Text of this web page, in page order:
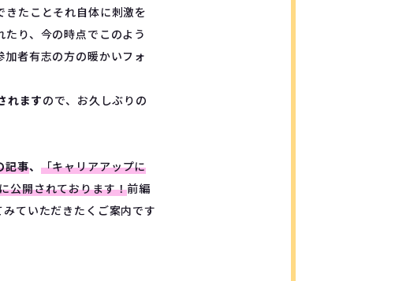
たことそれ自体に刺激を
り、今の時点でこのよう
者有志の方の暖かいフォ
れますので、お久しぶりの
記事、 「キャリアアップに
公開されております！前編
ていただきたくご案内です